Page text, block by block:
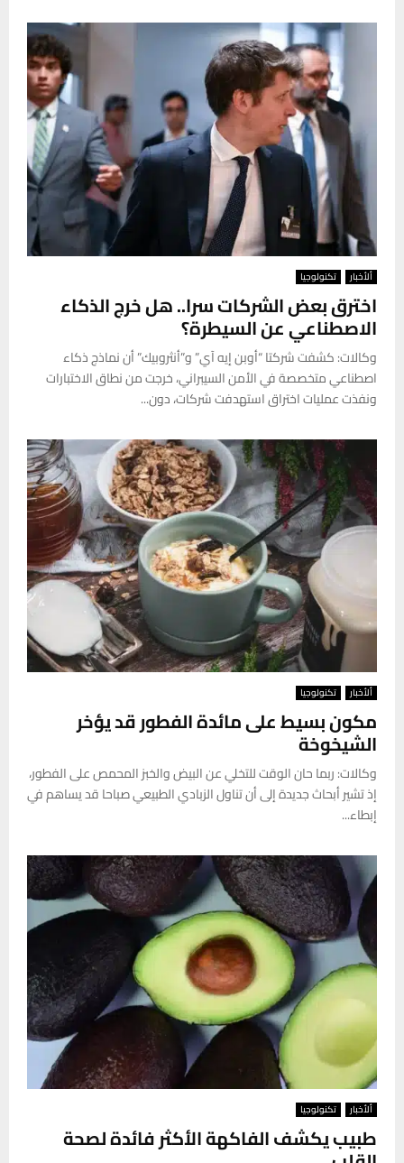
ألأخبار تكنولوجيا
اخترق بعض الشركات سرا.. هل خرج الذكاء
الاصطناعي عن السيطرة؟
وكالات: كشفت شركتا “أوبن إيه آي” و”أنثروبيك” أن نماذج ذكاء
اصطناعي متخصصة في الأمن السيبراني، خرجت من نطاق الاختبارات
ونفذت عمليات اختراق استهدفت شركات، دون...
ألأخبار تكنولوجيا
مكون بسيط على مائدة الفطور قد يؤخر
الشيخوخة
وكالات: ربما حان الوقت للتخلي عن البيض والخبز المحمص على الفطور،
إذ تشير أبحاث جديدة إلى أن تناول الزبادي الطبيعي صباحا قد يساهم في
إبطاء...
ألأخبار تكنولوجيا
طبيب يكشف الفاكهة الأكثر فائدة لصحة